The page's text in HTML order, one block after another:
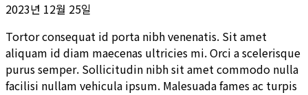
2023년 12월 25일
Tortor consequat id porta nibh venenatis. Sit amet
aliquam id diam maecenas ultricies mi. Orci a scelerisque
purus semper. Sollicitudin nibh sit amet commodo nulla
facilisi nullam vehicula ipsum. Malesuada fames ac turpis